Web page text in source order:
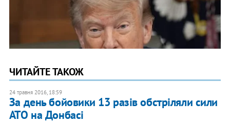
ЧИТАЙТЕ ТАКОЖ
24 травня 2016, 18:59
За день бойовики 13 разів обстріляли сили
АТО на Донбасі